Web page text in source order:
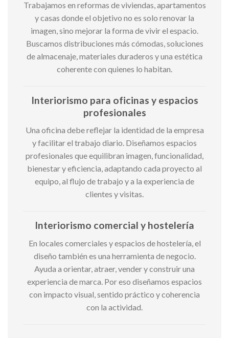
Trabajamos en reformas de viviendas, apartamentos
y casas donde el objetivo no es solo renovar la
imagen, sino mejorar la forma de vivir el espacio.
Buscamos distribuciones más cómodas, soluciones
de almacenaje, materiales duraderos y una estética
coherente con quienes lo habitan.
Interiorismo para oficinas y espacios
profesionales
Una oficina debe reflejar la identidad de la empresa
y facilitar el trabajo diario. Diseñamos espacios
profesionales que equilibran imagen, funcionalidad,
bienestar y eficiencia, adaptando cada proyecto al
equipo, al flujo de trabajo y a la experiencia de
clientes y visitas.
Interiorismo comercial y hostelería
En locales comerciales y espacios de hostelería, el
diseño también es una herramienta de negocio.
Ayuda a orientar, atraer, vender y construir una
experiencia de marca. Por eso diseñamos espacios
con impacto visual, sentido práctico y coherencia
con la actividad.